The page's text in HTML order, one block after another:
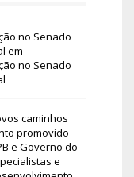
no Senado
em
no Senado
caminhos
promovido
e Governo do
e